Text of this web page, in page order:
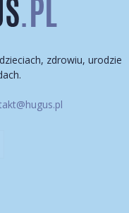
zdrowiu, urodzie